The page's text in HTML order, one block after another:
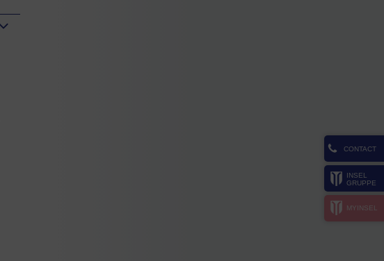
CONTACT
INSEL
GRUPPE
MYINSEL